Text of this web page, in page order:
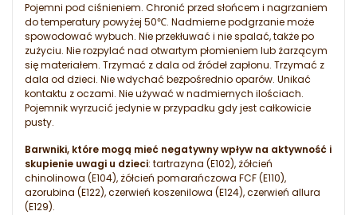
Pojemni pod ciśnieniem. Chronić przed słońcem i nagrzaniem
do temperatury powyżej 50℃. Nadmierne podgrzanie może
spowodować wybuch. Nie przekłuwać i nie spalać, także po
zużyciu. Nie rozpylać nad otwartym płomieniem lub żarzącym
się materiałem. Trzymać z dala od źródeł zapłonu. Trzymać z
dala od dzieci. Nie wdychać bezpośrednio oparów. Unikać
kontaktu z oczami. Nie używać w nadmiernych ilościach.
Pojemnik wyrzucić jedynie w przypadku gdy jest całkowicie
pusty.
Barwniki, które mogą mieć negatywny wpływ na aktywność i
skupienie uwagi u dzieci: tartrazyna (E102), żółcień
chinolinowa (E104), żółcień pomarańczowa FCF (E110),
azorubina (E122), czerwień koszenilowa (E124), czerwień allura
(E129).